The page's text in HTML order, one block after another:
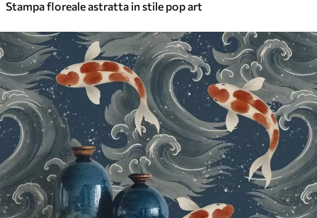
Stampa floreale astratta in stile pop art